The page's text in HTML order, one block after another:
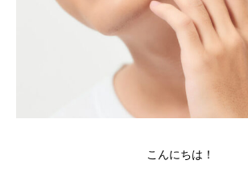
こんにちは！